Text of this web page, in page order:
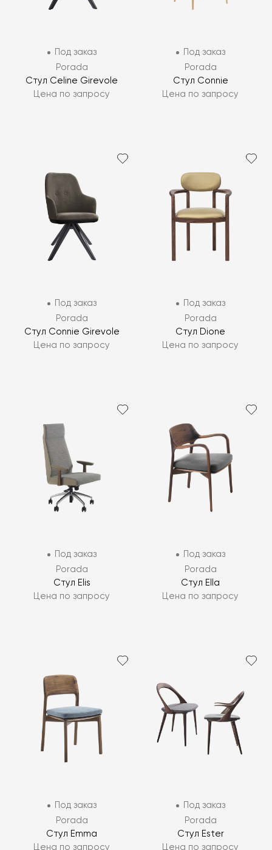
Под заказ
Porada
Стул Celine Girevole
Цена по запросу
Под заказ
Porada
Стул Connie
Цена по запросу
Под заказ
Porada
Стул Connie Girevole
Цена по запросу
Под заказ
Porada
Стул Dione
Цена по запросу
Под заказ
Porada
Стул Elis
Цена по запросу
Под заказ
Porada
Стул Ella
Цена по запросу
Под заказ
Porada
Стул Emma
Цена по запросу
Под заказ
Porada
Стул Ester
Цена по запросу